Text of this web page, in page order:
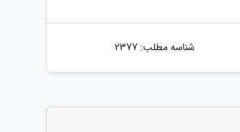
شناسه مطلب: 2377